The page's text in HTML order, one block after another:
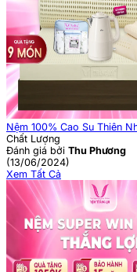
Nệm 100% Cao Su Thiên
Chất Lượng
Đánh giá bởi Thu Phương
(13/06/2024)
Xem Tất Cả